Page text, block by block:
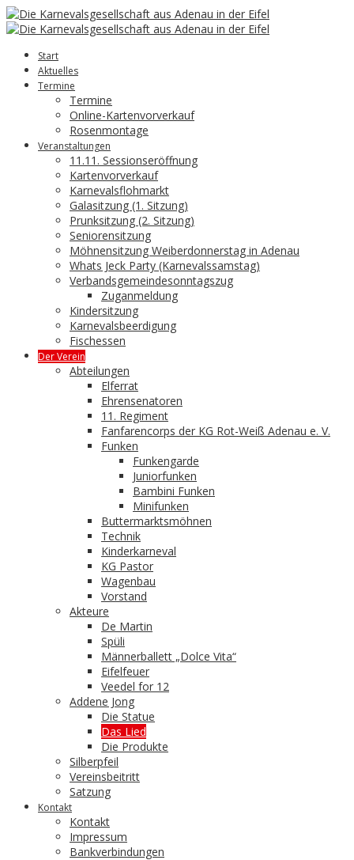
Start
Aktuelles
Termine
Termine
Online-Kartenvorverkauf
Rosenmontage
Veranstaltungen
11.11. Sessionseröffnung
Kartenvorverkauf
Karnevalsflohmarkt
Galasitzung (1. Sitzung)
Prunksitzung (2. Sitzung)
Seniorensitzung
Möhnensitzung Weiberdonnerstag in Adenau
Whats Jeck Party (Karnevalssamstag)
Verbandsgemeindesonntagszug
Zuganmeldung
Kindersitzung
Karnevalsbeerdigung
Fischessen
Der Verein
Abteilungen
Elferrat
Ehrensenatoren
11. Regiment
Fanfarencorps der KG Rot-Weiß Adenau e. V.
Funken
Funkengarde
Juniorfunken
Bambini Funken
Minifunken
Buttermarktsmöhnen
Technik
Kinderkarneval
KG Pastor
Wagenbau
Vorstand
Akteure
De Martin
Spüli
Männerballett „Dolce Vita“
Eifelfeuer
Veedel for 12
Addene Jong
Die Statue
Das Lied
Die Produkte
Silberpfeil
Vereinsbeitritt
Satzung
Kontakt
Kontakt
Impressum
Bankverbindungen